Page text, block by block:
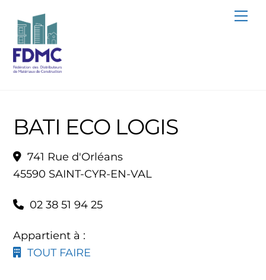
content
BATI ECO LOGIS
741 Rue d'Orléans
45590 SAINT-CYR-EN-VAL
02 38 51 94 25
Appartient à :
TOUT FAIRE